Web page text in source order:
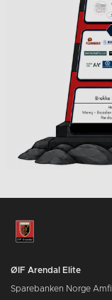
ØIF Arendal Elite
Sparebanken Norge Amfi